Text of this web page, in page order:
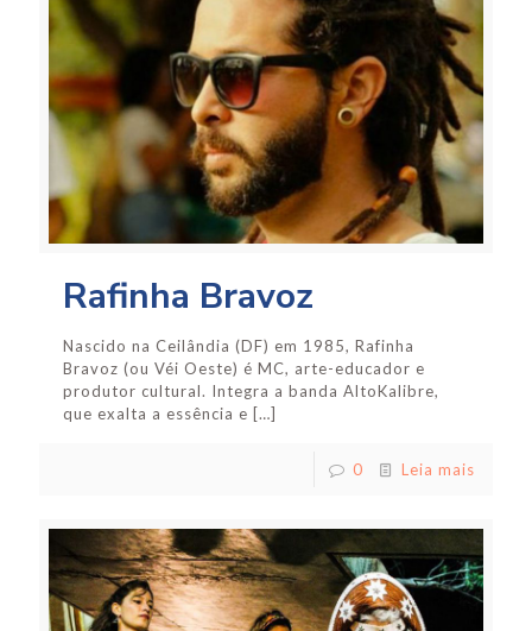
Rafinha Bravoz
Nascido na Ceilândia (DF) em 1985, Rafinha
Bravoz (ou Véi Oeste) é MC, arte-educador e
produtor cultural. Integra a banda AltoKalibre,
que exalta a essência e […]
0 Leia mais